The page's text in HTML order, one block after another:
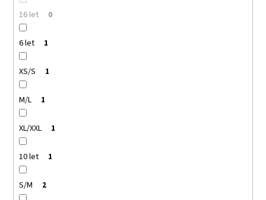
16 let 0
6 let 1
XS/S 1
M/L 1
XL/XXL 1
10 let 1
S/M 2